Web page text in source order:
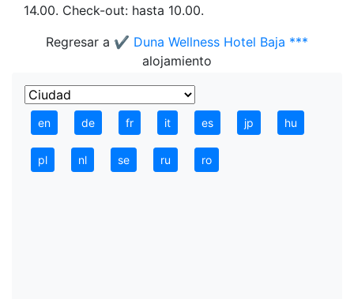
14.00. Check-out: hasta 10.00.
Regresar a ✔️ Duna Wellness Hotel Baja ***
alojamiento
en de fr it es jp hu
pl nl se ru ro